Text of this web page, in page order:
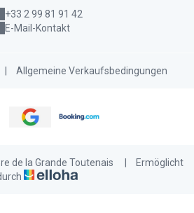
+33 2 99 81 91 42
E-Mail-Kontakt
Allgemeine Verkaufsbedingungen
de la Grande Toutenais
Ermöglicht